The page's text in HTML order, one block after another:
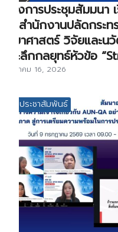
โครงการประชุมสัมมน
โดยสำนักงานปลัดกระ
วิทยาศาสตร์ วิจัยและ
เจาะลึกกลยุทธ์หัวข้อ
กรกฎาคม 16, 2026
ข่าวประชาสัมพันธ์